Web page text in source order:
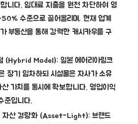
니다. 임대료 지출을 원천 차단하여 영
수준으로 끌어올리며, 현재 업계
부동산을 통해 강력한 캐시카우를 구
(Hybrid Model): 일본 에어리아링크
장기 임차하되 시설물은 자사가 소유
가치를 동시에 확보합니다. 영업이익
입니다.
자산 경량화 (Asset-Light): 브랜드